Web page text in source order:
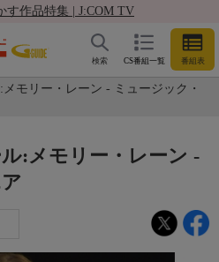
す作品特集 | J:COM TV
CS番組一覧 番組表
検索
モリー・レーン - ミュージック・
:メモリー・レーン -